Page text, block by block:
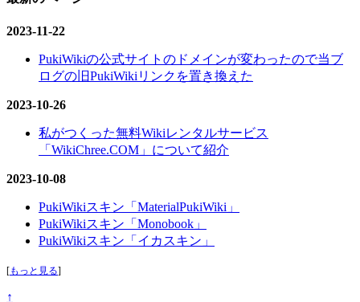
2023-11-22
PukiWikiの公式サイトのドメインが変わったので当ブ
ログの旧PukiWikiリンクを置き換えた
2023-10-26
私がつくった無料Wikiレンタルサービス
「WikiChree.COM」について紹介
2023-10-08
PukiWikiスキン「MaterialPukiWiki」
PukiWikiスキン「Monobook」
PukiWikiスキン「イカスキン」
[もっと見る]
↑